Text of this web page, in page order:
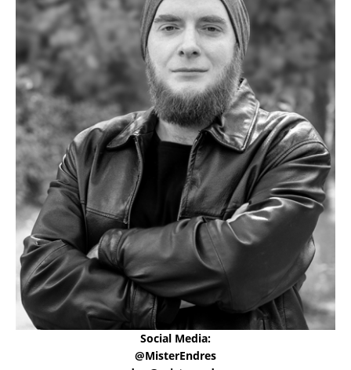
Social Media:
@MisterEndres